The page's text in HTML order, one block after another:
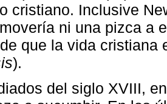
cristiano. Inclusive
ni una pizca a
que la vida
).
del siglo XVIII,